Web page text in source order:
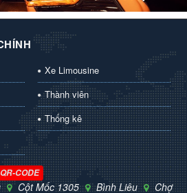
Xe Limousine
Thành viên
Thống kê
QR-CODE
Cột Mốc 1305 Bình Liêu Chợ